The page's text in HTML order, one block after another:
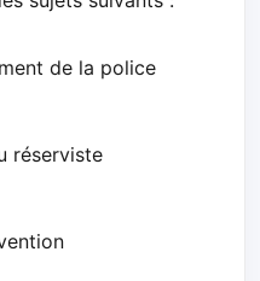
de la police
réserviste